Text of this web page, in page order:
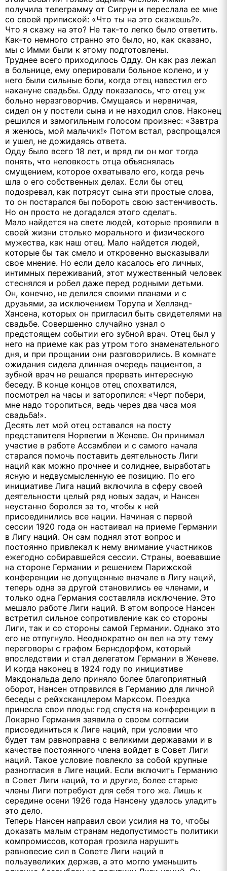
получила телеграмму от Сигрун и переслала ее мне
со своей припиской: «Что ты на это скажешь?».
Что я скажу на это? Не так-то легко было ответить.
Как-то немного странно это было, но, как сказано,
мы с Имми были к этому подготовлены.
Труднее всего приходилось Одду. Он как раз лежал
в больнице, ему оперировали больное колено, и у
него были сильные боли, когда отец навестил его
накануне свадьбы. Одду показалось, что отец уж
больно неразговорчив. Смущаясь и нервничая,
сидел он у постели сына и не находил слов. Наконец
решился и замогильным голосом произнес: «Завтра
я женюсь, мой мальчик!» Потом встал, распрощался
и ушел, не дожидаясь ответа.
Одду было всего 18 лет, и вряд ли он мог тогда
понять, что неловкость отца объяснялась
смущением, которое охватывало его, когда речь
шла о его собственных делах. Если бы отец
подозревал, как потрясут сына эти простые слова,
то он постарался бы побороть свою застенчивость.
Но он просто не догадался этого сделать.
Мало найдется на свете людей, которые проявили в
своей жизни столько морального и физического
мужества, как наш отец. Мало найдется людей,
которые бы так смело и откровенно высказывали
свое мнение. Но если дело касалось его личных,
интимных переживаний, этот мужественный человек
стеснялся и робел даже перед родными детьми.
Он, конечно, не делился своими планами и с
друзьями, за исключением Торупа и Хелланд-
Хансена, которых он пригласил быть свидетелями на
свадьбе. Совершенно случайно узнал о
предстоящем событии его зубной врач. Отец был у
него на приеме как раз утром того знаменательного
дня, и при прощании они разговорились. В комнате
ожидания сидела длинная очередь пациентов, а
зубной врач не решался прервать интересную
беседу. В конце концов отец спохватился,
посмотрел на часы и заторопился: «Черт побери,
мне надо торопиться, ведь через два часа моя
свадьба!».
Десять лет мой отец оставался на посту
представителя Норвегии в Женеве. Он принимал
участие в работе Ассамблеи и с самого начала
старался помочь поставить деятельность Лиги
наций как можно прочнее и солиднее, выработать
ясную и недвусмысленную ее позицию. По его
инициативе Лига наций включила в сферу своей
деятельности целый ряд новых задач, и Нансен
неустанно боролся за то, чтобы к ней
присоединились все нации. Начиная с первой
сессии 1920 года он настаивал на приеме Германии
в Лигу наций. Он сам поднял этот вопрос и
постоянно привлекал к нему внимание участников
ежегодно собиравшейся сессии. Страны, воевавшие
на стороне Германии и решением Парижской
конференции не допущенные вначале в Лигу наций,
теперь одна за другой становились ее членами, и
только одна Германия составляла исключение. Это
мешало работе Лиги наций. В этом вопросе Нансен
встретил сильное сопротивление как со стороны
Лиги, так и со стороны самой Германии. Однако это
его не отпугнуло. Неоднократно он вел на эту тему
переговоры с графом Бернсдорфом, который
впоследствии и стал делегатом Германии в Женеве.
И когда наконец в 1924 году по инициативе
Макдональда дело приняло более благоприятный
оборот, Нансен отправился в Германию для личной
беседы с рейхсканцлером Марксом. Поездка
принесла свои плоды: год спустя на конференции в
Локарно Германия заявила о своем согласии
присоединиться к Лиге наций, при условии что
будет там равноправна с великими державами и в
качестве постоянного члена войдет в Совет Лиги
наций. Такое условие повлекло за собой крупные
разногласия в Лиге наций. Если включить Германию
в Совет Лиги наций, то и другие, более старые
члены Лиги потребуют для себя того же. Лишь к
середине осени 1926 года Нансену удалось уладить
это дело.
Теперь Нансен направил свои усилия на то, чтобы
доказать малым странам недопустимость политики
компромиссов, которая грозила нарушить
равновесие сил в Совете Лиги наций в
пользувеликих держав, а это могло уменьшить